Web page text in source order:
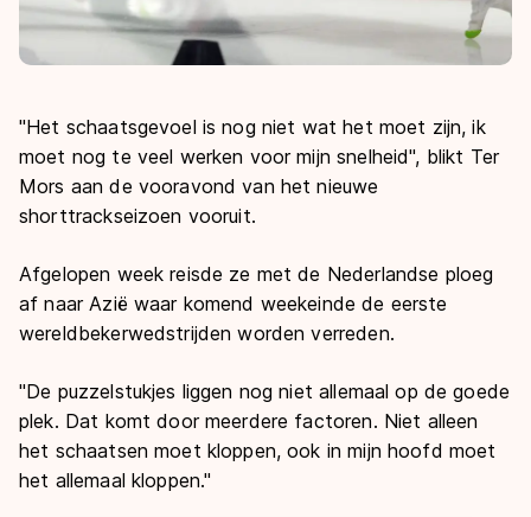
"Het schaatsgevoel is nog niet wat het moet zijn, ik
moet nog te veel werken voor mijn snelheid", blikt Ter
Mors aan de vooravond van het nieuwe
shorttrackseizoen vooruit.
Afgelopen week reisde ze met de Nederlandse ploeg
af naar Azië waar komend weekeinde de eerste
wereldbekerwedstrijden worden verreden.
"De puzzelstukjes liggen nog niet allemaal op de goede
plek. Dat komt door meerdere factoren. Niet alleen
het schaatsen moet kloppen, ook in mijn hoofd moet
het allemaal kloppen."